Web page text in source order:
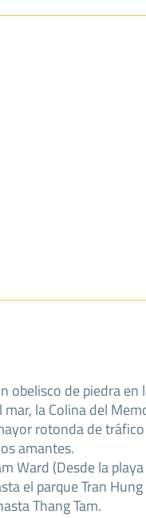
obelisco de piedra en
la Colina del
rotonda de
amantes.
Ward (Desde la
el parque Tran
Thang Tam.